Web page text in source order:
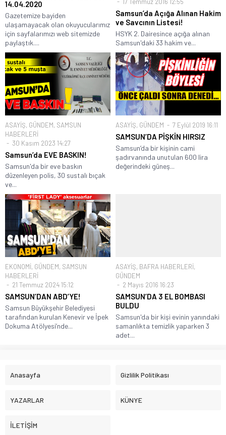
14.04.2020
Gazetemize bayiden
ulaşamayacak olan okuyucularımız
için sayfalarımızı web sitemizde
paylaştık....
Samsun’da Açığa Alınan Hakim
ve Savcının Listesi!
HSYK 2. Dairesince açığa alınan
Samsun'daki 33 hakim ve...
ASAYİŞ, GÜNDEM, SAMSUN
HABERLERİ
30 Kasım 2023 14:27
Samsun’da EVE BASKIN!
Samsun'da bir eve baskın
düzenleyen polis, 30 sustalı bıçak
ve...
ASAYİŞ, GÜNDEM 7 Eylül 2019 16:11
SAMSUN’DA PİŞKİN HIRSIZ
Samsun’da bir kişinin cami
şadırvanında unutulan 600 lira
değerindeki güneş...
EKONOMİ, GÜNDEM, SAMSUN
HABERLERİ
21 Temmuz 2024 15:12
SAMSUN’DAN ABD’YE!
Samsun Büyükşehir Belediyesi
tarafından kurulan Kenevir ve İpek
Dokuma Atölyesi’nde...
ASAYİŞ, BAFRA HABERLERİ,
GÜNDEM
2 Mayıs 2016 16:23
SAMSUN’DA 3 EL BOMBASI
BULDU
Samsun'da bir kişi evinin yanındaki
samanlıkta temizlik yaparken 3
adet...
Anasayfa Gizlilik Politikası
YAZARLAR KÜNYE
İLETİŞİM